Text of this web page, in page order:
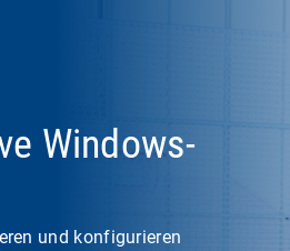
Windows-
und konfigurieren